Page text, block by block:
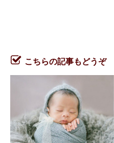
こちらの記事もどうぞ